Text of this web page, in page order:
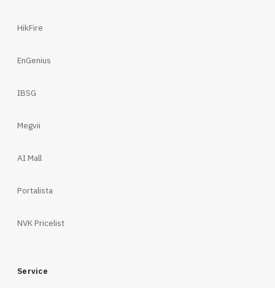
HikFire
EnGenius
IBSG
Megvii
AI Mall
Portalista
NVK Pricelist
Service